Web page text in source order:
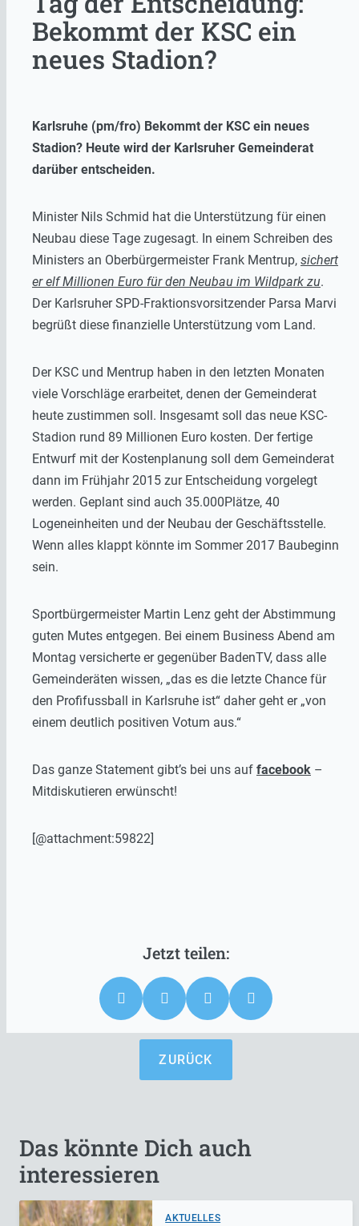
Bekommt der KSC ein
neues Stadion?
Karlsruhe (pm/fro) Bekommt der KSC ein neues
Stadion? Heute wird der Karlsruher Gemeinderat
darüber entscheiden.
Minister Nils Schmid hat die Unterstützung für einen
Neubau diese Tage zugesagt. In einem Schreiben des
Ministers an Oberbürgermeister Frank Mentrup, sichert
er elf Millionen Euro für den Neubau im Wildpark zu.
Der Karlsruher SPD-Fraktionsvorsitzender Parsa Marvi
begrüßt diese finanzielle Unterstützung vom Land.
Der KSC und Mentrup haben in den letzten Monaten
viele Vorschläge erarbeitet, denen der Gemeinderat
heute zustimmen soll. Insgesamt soll das neue KSC-
Stadion rund 89 Millionen Euro kosten. Der fertige
Entwurf mit der Kostenplanung soll dem Gemeinderat
dann im Frühjahr 2015 zur Entscheidung vorgelegt
werden. Geplant sind auch 35.000Plätze, 40
Logeneinheiten und der Neubau der Geschäftsstelle.
Wenn alles klappt könnte im Sommer 2017 Baubeginn
sein.
Sportbürgermeister Martin Lenz geht der Abstimmung
guten Mutes entgegen. Bei einem Business Abend am
Montag versicherte er gegenüber BadenTV, dass alle
Gemeinderäten wissen, „das es die letzte Chance für
den Profifussball in Karlsruhe ist“ daher geht er „von
einem deutlich positiven Votum aus.“
Das ganze Statement gibt’s bei uns auf facebook –
Mitdiskutieren erwünscht!
[@attachment:59822]
ZURÜCK
Das könnte Dich auch
interessieren
AKTUELLES